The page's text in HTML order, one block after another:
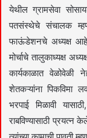
येथील ग्रामसेवा
पतसंस्थेचे संचालक
फाऊंडेशनचे अध्यक्ष
मोर्चाचे तालुकाध्यक्ष
कार्यकाळात वेळोवेळी
शेतकऱ्यांना पिकविमा
भरपाई मिळावी
राबविण्यासाठी प्रयत्न